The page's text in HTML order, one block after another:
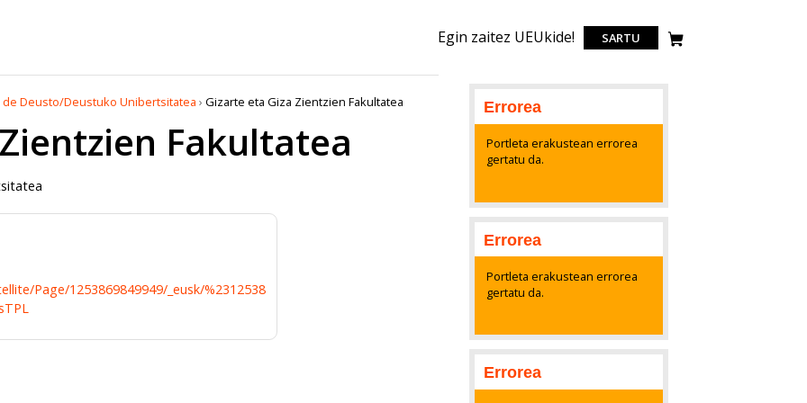
Egin zaitez UEUkide! SARTU
Deusto/Deustuko Unibertsitatea › Gizarte eta Giza Zientzien Fakultatea
Fakultatea
Page/1253869849949/_eusk/%2312538
Errorea
Portleta erakustean errorea
gertatu da.
Errorea
Portleta erakustean errorea
gertatu da.
Errorea